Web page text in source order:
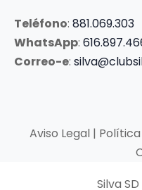
Teléfono: 881.069.303
WhatsApp:
Correo-e:
Aviso Legal |
Silva SD